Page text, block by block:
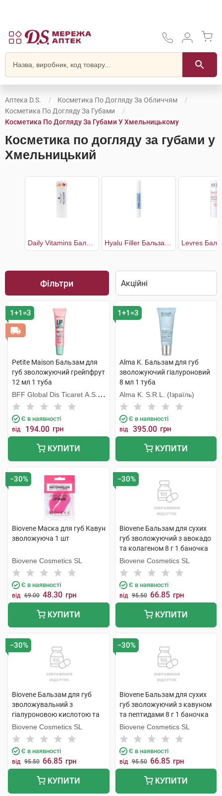
Аптека D.S.
Косметика По Догляду За Обличчям
Косметика По Догляду За Губами
Косметика По Догляду За Губами У Хмельницькому
Косметика по догляду за губами у
Хмельницький
Фільтри
1+1=3
Petite Maison Бальзам для
губ зволожуючий грейпфрут
12 мл 1 туба
BFF Global Dis Ticaret A.S.
(Туреччина)
Є в наявності
від 194.00 грн
КУПИТИ
1+1=3
Alma K. Бальзам для губ
зволожуючий гіалуроновий
8 мл 1 туба
Alma K. S.R.L. (Ізраїль)
Є в наявності
від 395.00 грн
КУПИТИ
−30%
Biovene Маска для губ Кавун
зволожуюча 1 шт
Biovene Cosmetics SL
Є в наявності
від 69.00 48.30 грн
КУПИТИ
−30%
Biovene Бальзам для сухих
губ зволожуючий з авокадо
та колагеном 8 г 1 баночка
Biovene Cosmetics SL
Є в наявності
від 95.50 66.85 грн
КУПИТИ
−30%
Biovene Бальзам для губ
зволожувальний з
гіалуроновою кислотою та
чорницею 8 г 1 туба
Biovene Cosmetics SL
Є в наявності
від 95.50 66.85 грн
КУПИТИ
−30%
Biovene Бальзам для сухих
губ зволожуючий з кавуном
та пептидами 8 г 1 баночка
Biovene Cosmetics SL
Є в наявності
від 95.50 66.85 грн
КУПИТИ